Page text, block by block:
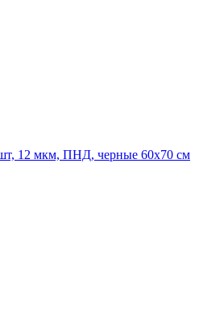
12 мкм, ПНД, черные 60х70 см